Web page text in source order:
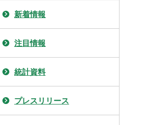
新着情報
注目情報
統計資料
プレスリリース